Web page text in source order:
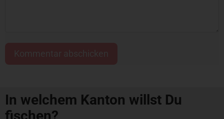
In welchem Kanton willst Du
fischen?